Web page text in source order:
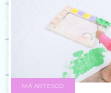
MÁ ARTESCO